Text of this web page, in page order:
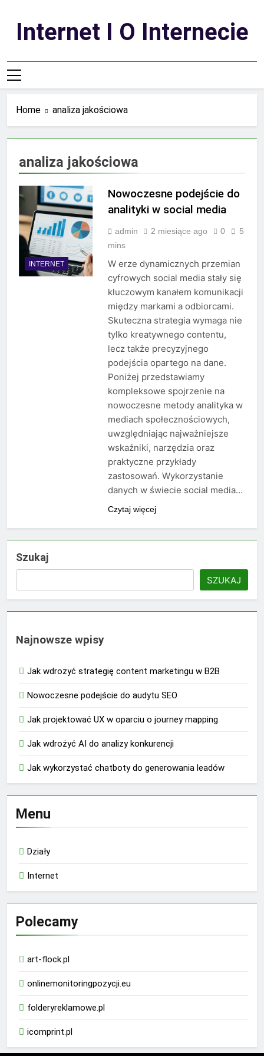
contentInternet I O Internecie
Home analiza jakościowa
analiza jakościowa
INTERNET
Nowoczesne podejście do
analityki w social media
admin 2 miesiące ago 0
5
mins
W erze dynamicznych przemian
cyfrowych social media stały się
kluczowym kanałem komunikacji
między markami a odbiorcami.
Skuteczna strategia wymaga nie
tylko kreatywnego contentu,
lecz także precyzyjnego
podejścia opartego na dane.
Poniżej przedstawiamy
kompleksowe spojrzenie na
nowoczesne metody analityka w
mediach społecznościowych,
uwzględniając najważniejsze
wskaźniki, narzędzia oraz
praktyczne przykłady
zastosowań. Wykorzystanie
danych w świecie social media…
Czytaj więcej
Szukaj
SZUKAJ
Najnowsze wpisy
Jak wdrożyć strategię content marketingu w B2B
Nowoczesne podejście do audytu SEO
Jak projektować UX w oparciu o journey mapping
Jak wdrożyć AI do analizy konkurencji
Jak wykorzystać chatboty do generowania leadów
Menu
Działy
Internet
Polecamy
art-flock.pl
onlinemonitoringpozycji.eu
folderyreklamowe.pl
icomprint.pl